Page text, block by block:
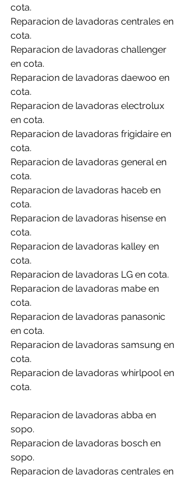
cota.
Reparacion de lavadoras centrales en
cota.
Reparacion de lavadoras challenger
en cota.
Reparacion de lavadoras daewoo en
cota.
Reparacion de lavadoras electrolux
en cota.
Reparacion de lavadoras frigidaire en
cota.
Reparacion de lavadoras general en
cota.
Reparacion de lavadoras haceb en
cota.
Reparacion de lavadoras hisense en
cota.
Reparacion de lavadoras kalley en
cota.
Reparacion de lavadoras LG en cota.
Reparacion de lavadoras mabe en
cota.
Reparacion de lavadoras panasonic
en cota.
Reparacion de lavadoras samsung en
cota.
Reparacion de lavadoras whirlpool en
cota.
Reparacion de lavadoras abba en
sopo.
Reparacion de lavadoras bosch en
sopo.
Reparacion de lavadoras centrales en